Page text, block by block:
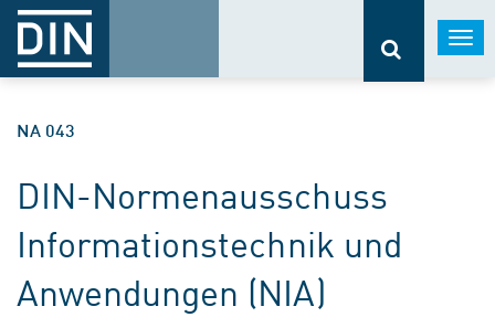
NA 043
DIN-Normenausschuss
Informationstechnik und
Anwendungen (NIA)